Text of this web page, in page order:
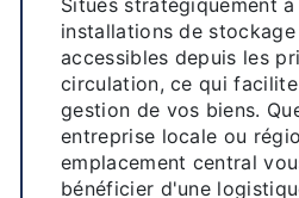
installations de
accessibles depuis les
circulation, ce qui
gestion de vos biens.
entreprise locale ou
emplacement central
bénéficier d'une